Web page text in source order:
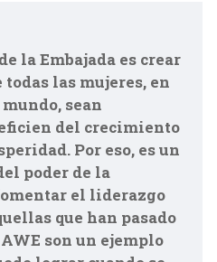
la Embajada es crear
las mujeres, en
sean
del crecimiento
Por eso, es un
poder de la
el liderazgo
que han pasado
son un ejemplo